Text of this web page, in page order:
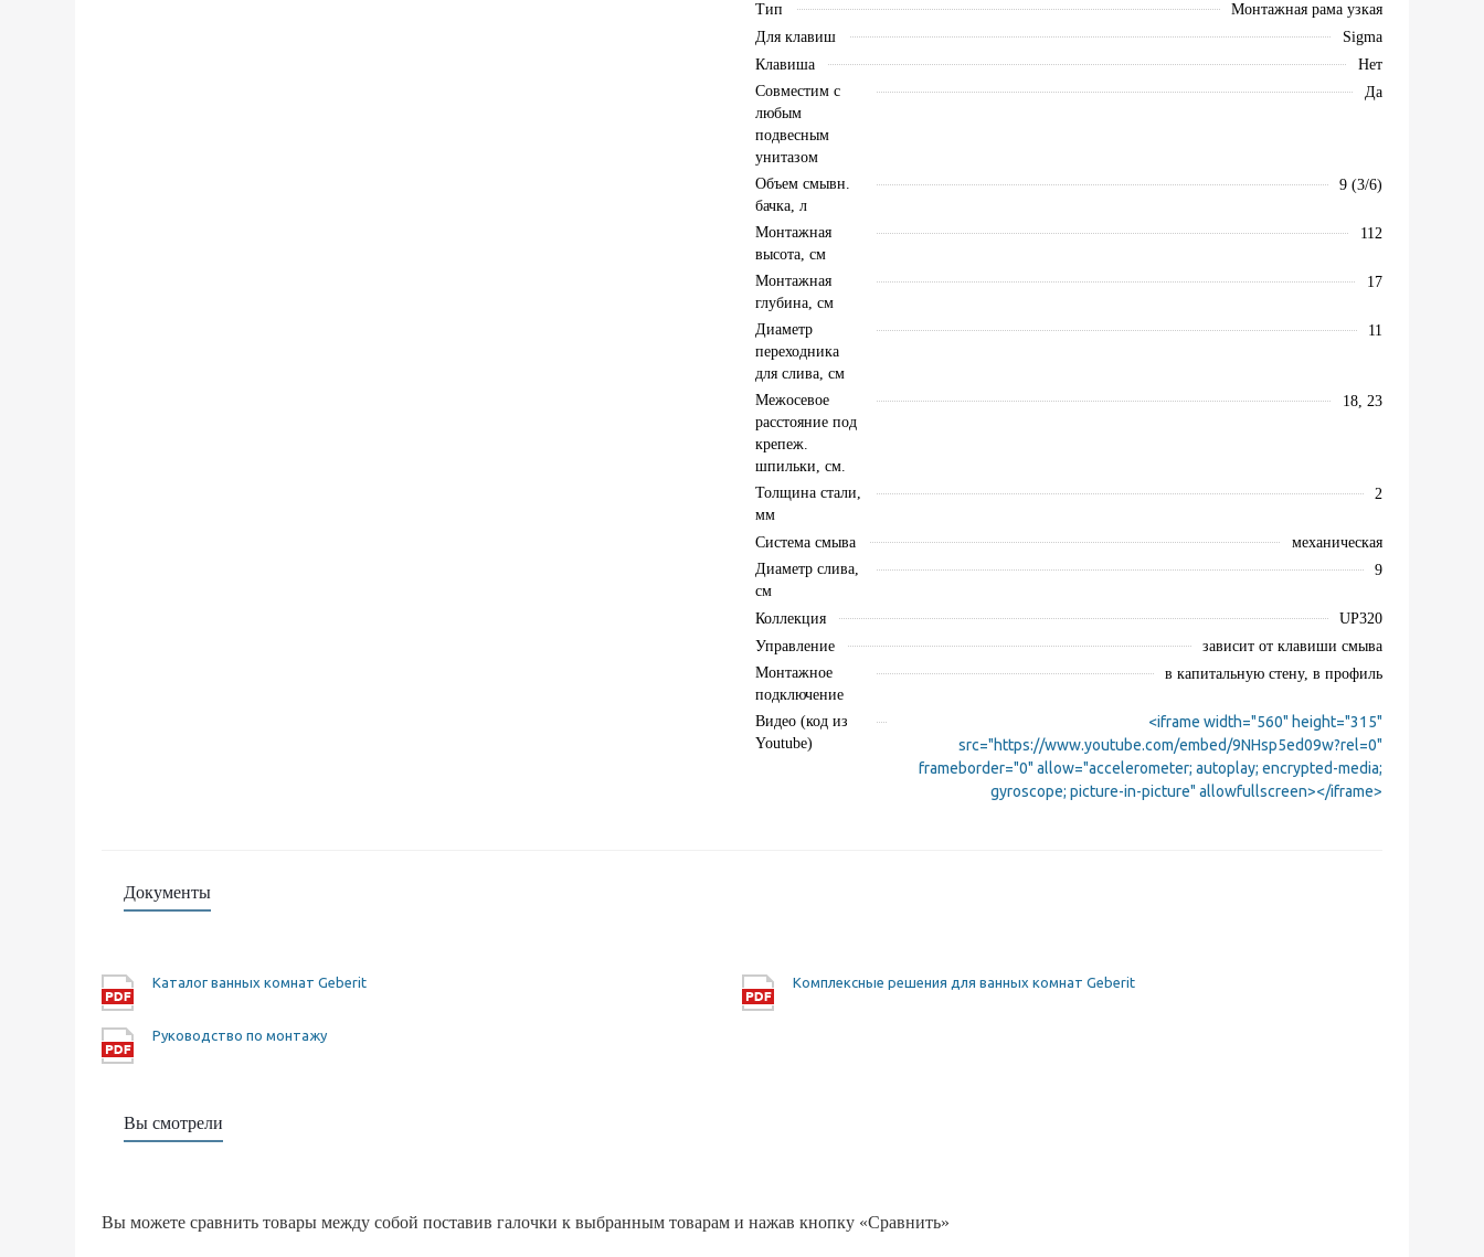
Тип
Монтажная рама узкая
Для клавиш
Sigma
Клавиша
Нет
Совместим с
любым
подвесным
унитазом
Да
Объем смывн.
бачка, л
9 (3/6)
Монтажная
высота, см
112
Монтажная
глубина, см
17
Диаметр
переходника
для слива, см
11
Межосевое
расстояние под
крепеж.
шпильки, см.
18, 23
Толщина стали,
мм
2
Система смыва
механическая
Диаметр слива,
см
9
Коллекция
UP320
Управление
зависит от клавиши смыва
Монтажное
подключение
в капитальную стену, в профиль
Видео (код из
Youtube)
<iframe width="560" height="315"
src="https://www.youtube.com/embed/9NHsp5ed09w?rel=0"
frameborder="0" allow="accelerometer; autoplay; encrypted-media;
gyroscope; picture-in-picture" allowfullscreen></iframe>
Документы
Каталог ванных комнат Geberit Комплексные решения для ванных комнат Geberit
Руководство по монтажу
Вы смотрели
Вы можете сравнить товары между собой поставив галочки к выбранным товарам и нажав кнопку «Сравнить»